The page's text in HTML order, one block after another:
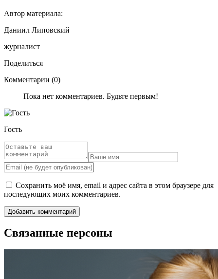
Автор материала:
Даниил Липовский
журналист
Поделиться
Комментарии (0)
Пока нет комментариев. Будьте первым!
Гость
Сохранить моё имя, email и адрес сайта в этом браузере для
последующих моих комментариев.
Связанные персоны